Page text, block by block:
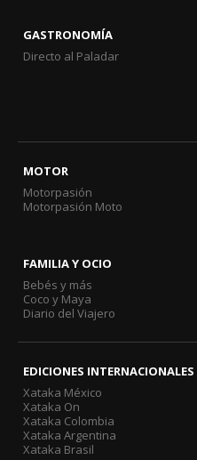
GASTRONOMÍA
Directo al Paladar
MOTOR
Motorpasión
Motorpasión Moto
FAMILIA Y OCIO
Bebés y más
Coco y Maya
Diario del Viajero
EDICIONES INTERNACIONALES
Xataka México
Xataka On
Xataka Colombia
Xataka Argentina
Xataka Brasil